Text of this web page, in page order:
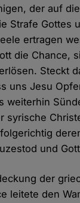
der auf
Strafe Gottes
ertragen
die Chance,
Steckt
uns Jesu
weiterhin
syrische
und
der
leitete den